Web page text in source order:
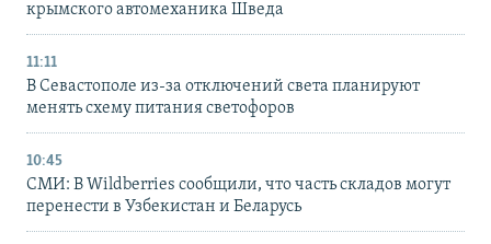
крымского автомеханика Шведа
11:11
В Севастополе из-за отключений света планируют
менять схему питания светофоров
10:45
СМИ: В Wildberries сообщили, что часть складов могут
перенести в Узбекистан и Беларусь